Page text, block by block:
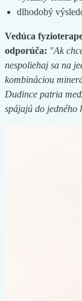
dlhodobý
Vedúca
odporúča: "Ak
nespoliehaj sa na
kombináciou
Dudince patria
spájajú do jedného